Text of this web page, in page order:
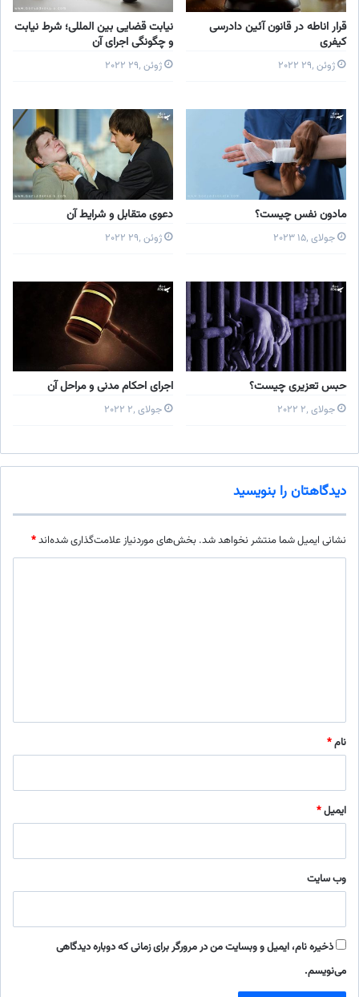
قرار اناطه در قانون آئین دادرسی
کیفری
ژوئن ۲۹٬ ۲۰۲۲
نیابت قضایی بین المللی؛ شرط نیابت
و چگونگی اجرای آن
ژوئن ۲۹٬ ۲۰۲۲
مادون نفس چیست؟
جولای ۱۵٬ ۲۰۲۳
دعوی متقابل و شرایط آن
ژوئن ۲۹٬ ۲۰۲۲
حبس تعزیری چیست؟
جولای ۲٬ ۲۰۲۲
اجرای احکام مدنی و مراحل آن
جولای ۲٬ ۲۰۲۲
دیدگاهتان را بنویسید
نشانی ایمیل شما منتشر نخواهد شد. بخش‌های موردنیاز علامت‌گذاری شده‌اند*
نام*
ایمیل*
وب‌ سایت
ذخیره نام، ایمیل و وبسایت من در مرورگر برای زمانی که دوباره دیدگاهی
می‌نویسم.